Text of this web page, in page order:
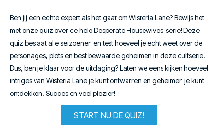
Ben jij een echte expert als het gaat om Wisteria Lane? Bewijs het
met onze quiz over de hele Desperate Housewives-serie! Deze
quiz beslaat alle seizoenen en test hoeveel je echt weet over de
personages, plots en best bewaarde geheimen in deze cultserie.
Dus, ben je klaar voor de uitdaging? Laten we eens kijken hoeveel
intriges van Wisteria Lane je kunt ontwarren en geheimen je kunt
ontdekken. Succes en veel plezier!
START NU DE QUIZ!